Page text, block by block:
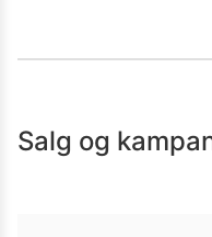
rundt 1,7
Hvorfor
Salg og